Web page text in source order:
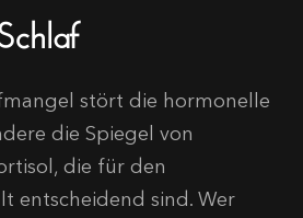
stört die hormonelle
die Spiegel von
die für den
entscheidend sind. Wer